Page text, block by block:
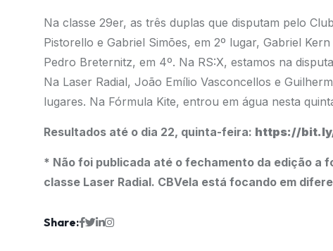
Na classe 29er, as três duplas que disputam pelo
Pistorello e Gabriel Simões, em 2º lugar, Gabriel
Pedro Breternitz, em 4º. Na RS:X, estamos na
Na Laser Radial, João Emílio Vasconcellos e
lugares. Na Fórmula Kite, entrou em água nesta
Resultados até o dia 22, quinta-feira: https://
* Não foi publicada até o fechamento da edição a
classe Laser Radial. CBVela está focando em
Share: